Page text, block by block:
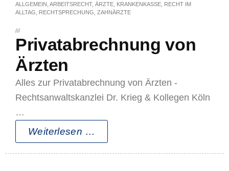
ALLGEMEIN ARBEITSRECHT, ÄRZTE KRANKENKASSE RECHT IM
ALLTAG
RECHTSPRECHUNG ZAHNÄRZTE
///
Privatabrechnung von
Ärzten
Alles zur Privatabrechnung von Ärzten -
Rechtsanwaltskanzlei Dr. Krieg & Kollegen Köln
…
Weiterlesen …